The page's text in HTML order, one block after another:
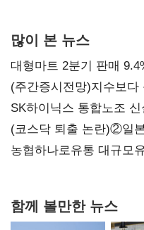
많이 본 뉴스
대형마트 2분기 판매
(주간증시전망)지수보
SK하이닉스 통합노조
불만 확산
(코스닥 퇴출 논란)②일
당장 퇴출?…시간만으론
농협하나로유통 대규모
함께 볼만한 뉴스